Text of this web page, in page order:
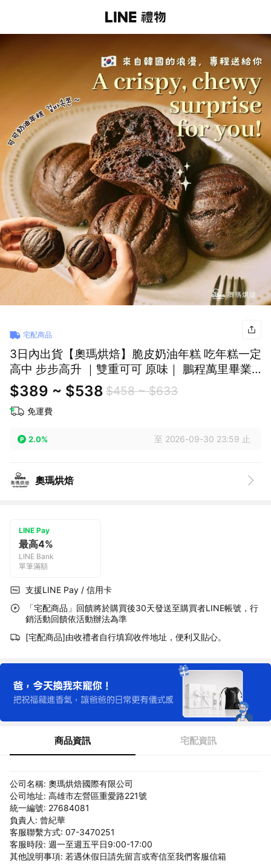
宅配商品
3日內出貨【奧瑪烘焙】脆皮奶油年糕 吃年糕一定
高中 步步高升 ｜雙重可可 原味｜ 鵬程萬里畢業
快樂 獅子座生日快樂 情人節快樂 送禮禮盒 巧克
力甜點
$389 ~ $538 $458 ~ $633
免運費
2.0% 至 2026-09-30 23:59 止
奧瑪烘焙
LINE Pay
最高4%
LINE Bank
單筆滿額
支援LINE Pay / 信用卡
「宅配商品」回饋將於購買後30天發送至購買者LINE帳號，行
銷活動回饋依活動辦法為準
[宅配商品]由收禮者自行填寫收件地址，便利又貼心。
商品資訊 宅配資訊
公司名稱: 奧瑪烘焙國際有限公司
公司地址: 高雄市左營區重愛路221號
統一編號: 27684081
負責人: 曾紀華
客服聯繫方式: 07-3470251
客服時段: 週一至週五平日9:00-17:00
其他說明事項: 若遇休假日請先留言或寄信至我們客服信箱